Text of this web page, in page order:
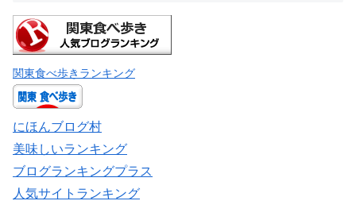
関東食べ歩きランキング
にほんブログ村
美味しいランキング
ブログランキングプラス
人気サイトランキング